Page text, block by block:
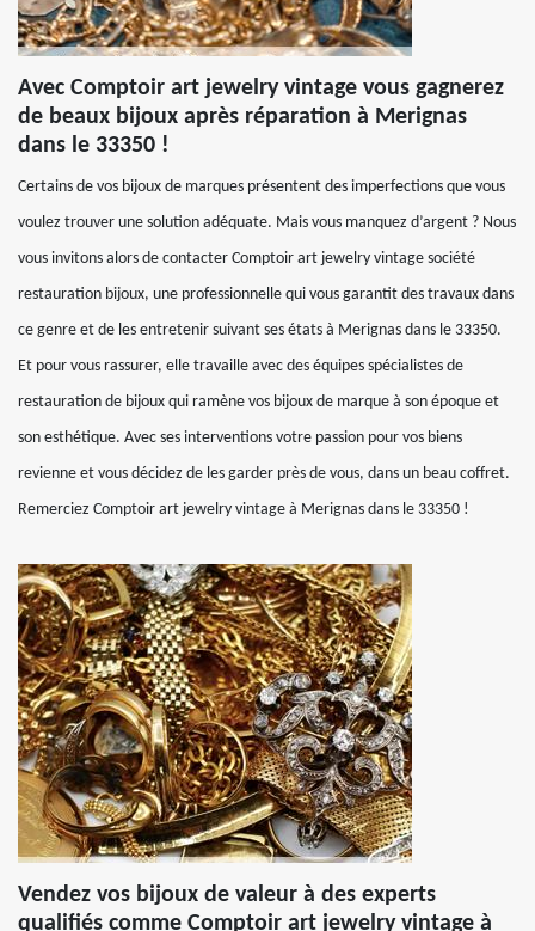
Avec Comptoir art jewelry vintage vous gagnerez
de beaux bijoux après réparation à Merignas
dans le 33350 !
Certains de vos bijoux de marques présentent des imperfections que vous
voulez trouver une solution adéquate. Mais vous manquez d’argent ? Nous
vous invitons alors de contacter Comptoir art jewelry vintage société
restauration bijoux, une professionnelle qui vous garantit des travaux dans
ce genre et de les entretenir suivant ses états à Merignas dans le 33350.
Et pour vous rassurer, elle travaille avec des équipes spécialistes de
restauration de bijoux qui ramène vos bijoux de marque à son époque et
son esthétique. Avec ses interventions votre passion pour vos biens
revienne et vous décidez de les garder près de vous, dans un beau coffret.
Remerciez Comptoir art jewelry vintage à Merignas dans le 33350 !
Vendez vos bijoux de valeur à des experts
qualifiés comme Comptoir art jewelry vintage à